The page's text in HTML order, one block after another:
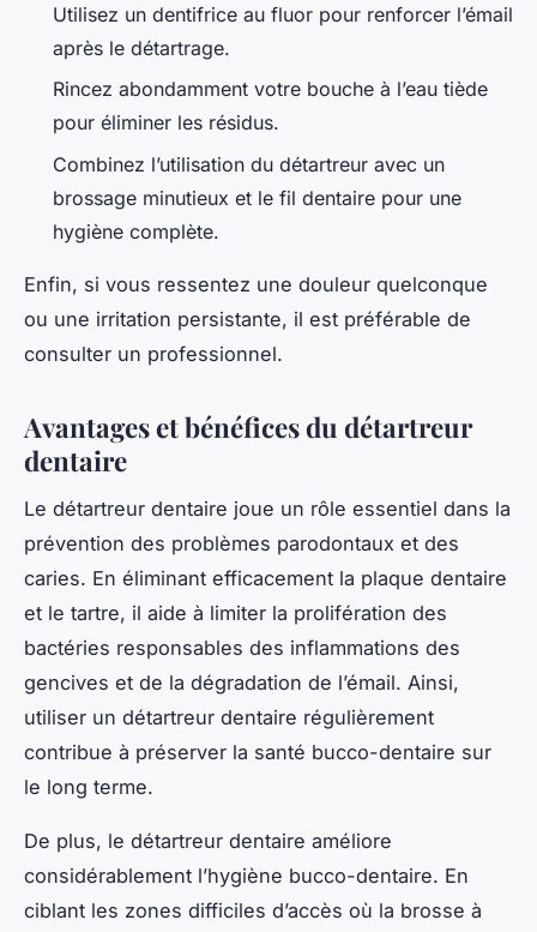
Utilisez un dentifrice au fluor pour renforcer l’émail
après le détartrage.
Rincez abondamment votre bouche à l’eau tiède
pour éliminer les résidus.
Combinez l’utilisation du détartreur avec un
brossage minutieux et le fil dentaire pour une
hygiène complète.
Enfin, si vous ressentez une douleur quelconque
ou une irritation persistante, il est préférable de
consulter un professionnel.
Avantages et bénéfices du détartreur
dentaire
Le détartreur dentaire joue un rôle essentiel dans la
prévention des problèmes parodontaux et des
caries. En éliminant efficacement la plaque dentaire
et le tartre, il aide à limiter la prolifération des
bactéries responsables des inflammations des
gencives et de la dégradation de l’émail. Ainsi,
utiliser un détartreur dentaire régulièrement
contribue à préserver la santé bucco-dentaire sur
le long terme.
De plus, le détartreur dentaire améliore
considérablement l’hygiène bucco-dentaire. En
ciblant les zones difficiles d’accès où la brosse à